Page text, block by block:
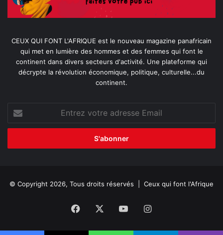
CEUX QUI FONT L'AFRIQUE est le nouveau magazine panafricain
qui met en lumière des hommes et des femmes qui font le
continent dans divers secteurs d'activité. Une plateforme qui
décrypte la révolution économique, politique, culturelle...du
continent.
votre
adresse
© Copyright 2026, Tous droits réservés | Ceux qui font l'Afrique
Facebook YouTubeInstagram